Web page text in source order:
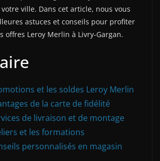
ville. Dans cet article, nous vous
astuces et conseils pour profiter
offres Leroy Merlin à Livry-Gargan.
et les soldes Leroy Merlin
de la carte de fidélité
de livraison et de montage
et les formations
personnalisés en magasin